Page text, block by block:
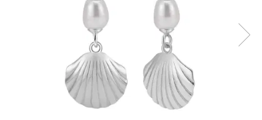
Bijuterii argint placat cu aur
Bijuterii argint cu diverse
Bijuterii argint cu murano
Bijuterii gotice si rock
Bijuterii Handmade
Bijuterii fantezie
Casete si cutii de bijuterii
Bijuterii tungsten